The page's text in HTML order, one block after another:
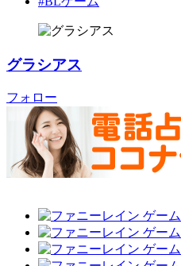
グラシアス
フォロー